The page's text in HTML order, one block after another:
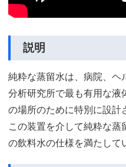
説明
純粋な蒸留水は、病院、ヘ
分析研究所で最も有用な液
の場所のために特別に設計
この装置を介して純粋な
の飲料水の仕様を満たして